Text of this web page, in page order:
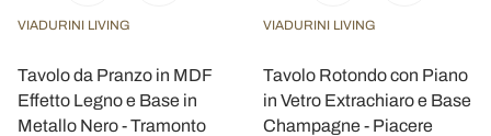
VIADURINI LIVING
Tavolo da Pranzo in MDF
Effetto Legno e Base in
Metallo Nero - Tramonto
VIADURINI LIVING
Tavolo Rotondo con Piano
in Vetro Extrachiaro e Base
Champagne - Piacere